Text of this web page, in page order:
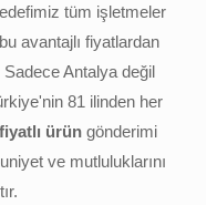
tüm işletmeler
avantajlı fiyatlardan
Antalya değil
81 ilinden her
ürün gönderimi
ve mutluluklarını